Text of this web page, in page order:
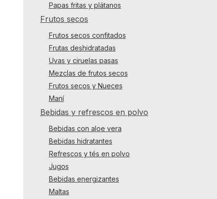
Papas fritas y plátanos
Frutos secos
Frutos secos confitados
Frutas deshidratadas
Uvas y ciruelas pasas
Mezclas de frutos secos
Frutos secos y Nueces
Maní
Bebidas y refrescos en polvo
Bebidas con aloe vera
Bebidas hidratantes
Refrescos y tés en polvo
Jugos
Bebidas energizantes
Maltas